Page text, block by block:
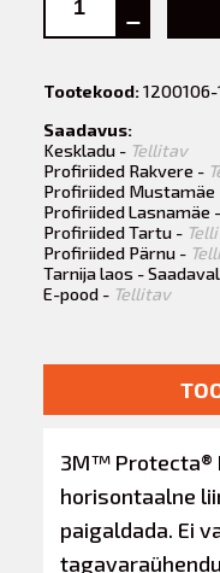
Tootekood:1200106-
Saadavus:
Keskladu - Tellitav
Profiriided Rakvere -
Profiriided Mustamäe
Profiriided Lasnamäe -
Profiriided Tartu -
Profiriided Pärnu -
Tarnija laos - Saadaval
E-pood - Tellitav
3M™ Protecta®
horisontaalne
paigaldada. Ei